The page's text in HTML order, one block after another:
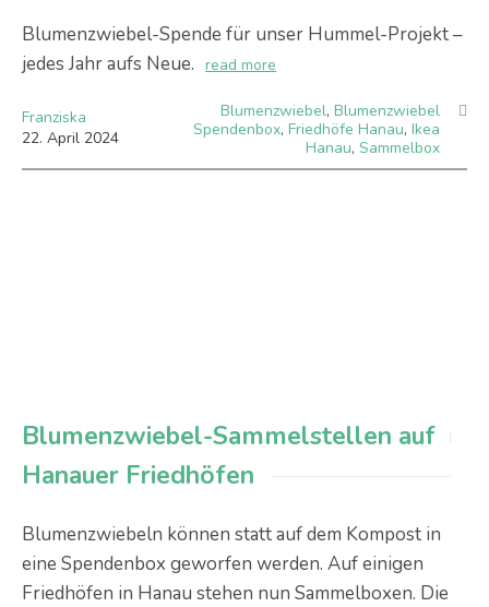
Blumenzwiebel-Spende für unser Hummel-Projekt –
jedes Jahr aufs Neue. read more
Franziska
22. April 2024
Blumenzwiebel, Blumenzwiebel
Spendenbox, Friedhöfe Hanau, Ikea
Hanau, Sammelbox
Blumenzwiebel-Sammelstellen auf
Hanauer Friedhöfen
Blumenzwiebeln können statt auf dem Kompost in
eine Spendenbox geworfen werden. Auf einigen
Friedhöfen in Hanau stehen nun Sammelboxen. Die